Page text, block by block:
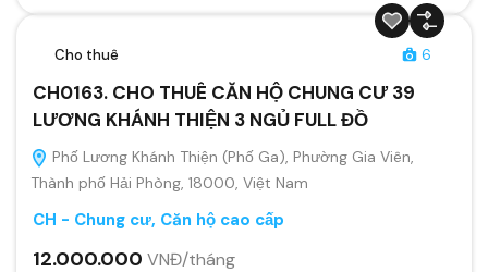
Cho thuê 6
CH0163. CHO THUÊ CĂN HỘ CHUNG CƯ 39
LƯƠNG KHÁNH THIỆN 3 NGỦ FULL ĐỒ
Phố Lương Khánh Thiện (Phố Ga), Phường Gia Viên,
Thành phố Hải Phòng, 18000, Việt Nam
CH - Chung cư, Căn hộ cao cấp
12.000.000 VNĐ/tháng